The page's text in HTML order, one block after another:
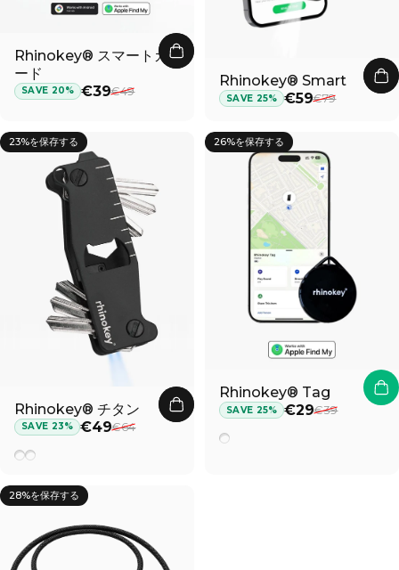
Rhinokey® スマートカ
ード
セール価格
SAVE 20% €39
通常価格 €49
Rhinokey® Smart
セール価格
SAVE 25% €59
通常価格 €79
23%を保存する
Rhinokey® チタン
セール価格
SAVE 23% €49
通常価格 €64
ブラックチタン
グレー チタニウム
26%を保存する
Rhinokey® Tag
セール価格
SAVE 25% €29
通常価格 €39
ブラック
28%を保存する